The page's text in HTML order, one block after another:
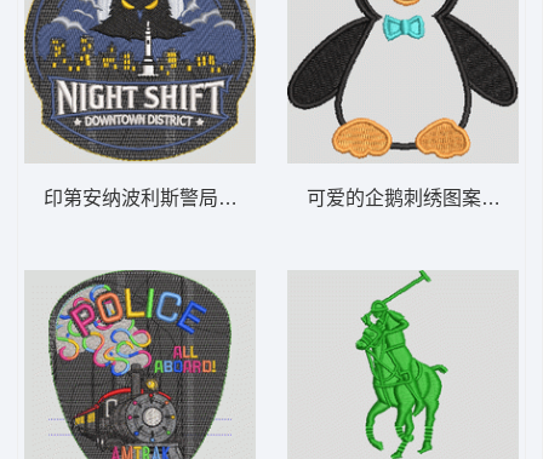
印第安纳波利斯警局夜班巡逻 猫头鹰 NIGHT
可爱的企鹅刺绣图案 企鹅